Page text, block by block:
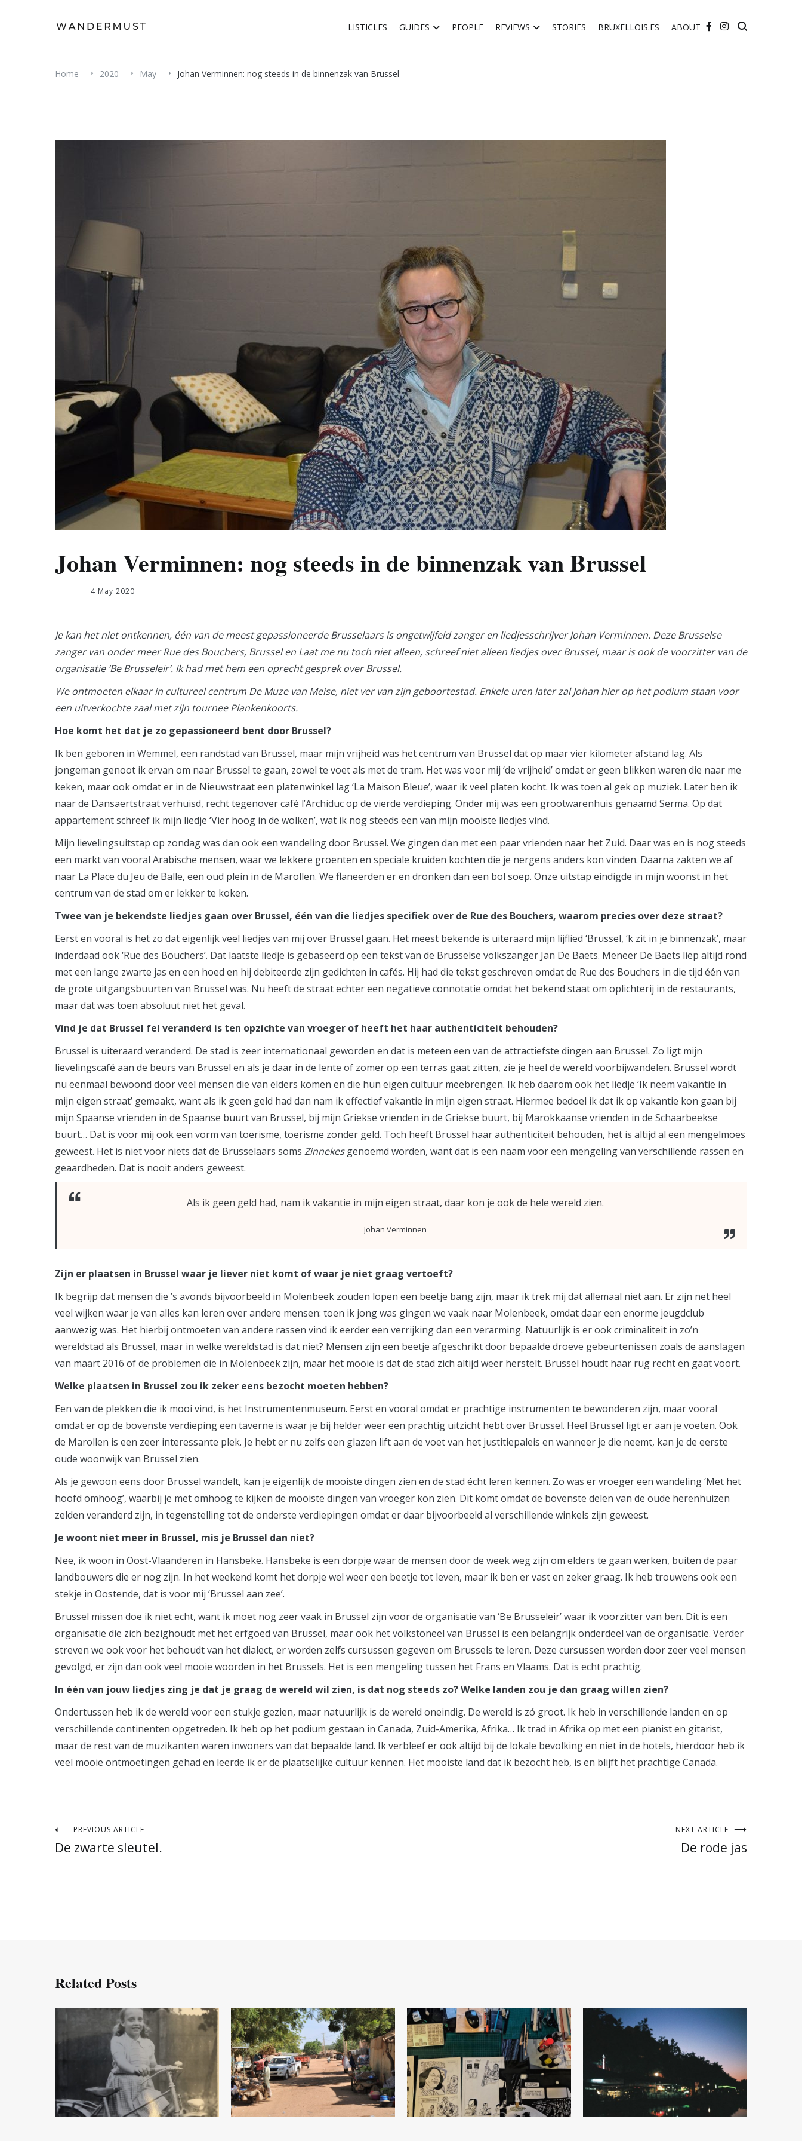
LISTICLES GUIDES PEOPLE REVIEWS STORIES BRUXELLOIS.ES ABOUT
Home 2020 May Johan Verminnen: nog steeds in de binnenzak van Brussel
Johan Verminnen: nog steeds in de binnenzak van Brussel
silke.maerivoet@student.ehb.be
4 May 2020
Je kan het niet ontkennen, één van de meest gepassioneerde Brusselaars is ongetwijfeld zanger en liedjesschrijver Johan Verminnen. Deze Brusselse
zanger van onder meer Rue des Bouchers, Brussel en Laat me nu toch niet alleen, schreef niet alleen liedjes over Brussel, maar is ook de voorzitter van de
organisatie ‘Be Brusseleir’. Ik had met hem een oprecht gesprek over Brussel.
We ontmoeten elkaar in cultureel centrum De Muze van Meise, niet ver van zijn geboortestad. Enkele uren later zal Johan hier op het podium staan voor
een uitverkochte zaal met zijn tournee Plankenkoorts.
Hoe komt het dat je zo gepassioneerd bent door Brussel?
Ik ben geboren in Wemmel, een randstad van Brussel, maar mijn vrijheid was het centrum van Brussel dat op maar vier kilometer afstand lag. Als
jongeman genoot ik ervan om naar Brussel te gaan, zowel te voet als met de tram. Het was voor mij ‘de vrijheid’ omdat er geen blikken waren die naar me
keken, maar ook omdat er in de Nieuwstraat een platenwinkel lag ‘La Maison Bleue’, waar ik veel platen kocht. Ik was toen al gek op muziek. Later ben ik
naar de Dansaertstraat verhuisd, recht tegenover café l’Archiduc op de vierde verdieping. Onder mij was een grootwarenhuis genaamd Serma. Op dat
appartement schreef ik mijn liedje ‘Vier hoog in de wolken’, wat ik nog steeds een van mijn mooiste liedjes vind.
Mijn lievelingsuitstap op zondag was dan ook een wandeling door Brussel. We gingen dan met een paar vrienden naar het Zuid. Daar was en is nog steeds
een markt van vooral Arabische mensen, waar we lekkere groenten en speciale kruiden kochten die je nergens anders kon vinden. Daarna zakten we af
naar La Place du Jeu de Balle, een oud plein in de Marollen. We flaneerden er en dronken dan een bol soep. Onze uitstap eindigde in mijn woonst in het
centrum van de stad om er lekker te koken.
Twee van je bekendste liedjes gaan over Brussel, één van die liedjes specifiek over de Rue des Bouchers, waarom precies over deze straat?
Eerst en vooral is het zo dat eigenlijk veel liedjes van mij over Brussel gaan. Het meest bekende is uiteraard mijn lijflied ‘Brussel, ‘k zit in je binnenzak’, maar
inderdaad ook ‘Rue des Bouchers’. Dat laatste liedje is gebaseerd op een tekst van de Brusselse volkszanger Jan De Baets. Meneer De Baets liep altijd rond
met een lange zwarte jas en een hoed en hij debiteerde zijn gedichten in cafés. Hij had die tekst geschreven omdat de Rue des Bouchers in die tijd één van
de grote uitgangsbuurten van Brussel was. Nu heeft de straat echter een negatieve connotatie omdat het bekend staat om oplichterij in de restaurants,
maar dat was toen absoluut niet het geval.
Vind je dat Brussel fel veranderd is ten opzichte van vroeger of heeft het haar authenticiteit behouden?
Brussel is uiteraard veranderd. De stad is zeer internationaal geworden en dat is meteen een van de attractiefste dingen aan Brussel. Zo ligt mijn
lievelingscafé aan de beurs van Brussel en als je daar in de lente of zomer op een terras gaat zitten, zie je heel de wereld voorbijwandelen. Brussel wordt
nu eenmaal bewoond door veel mensen die van elders komen en die hun eigen cultuur meebrengen. Ik heb daarom ook het liedje ‘Ik neem vakantie in
mijn eigen straat’ gemaakt, want als ik geen geld had dan nam ik effectief vakantie in mijn eigen straat. Hiermee bedoel ik dat ik op vakantie kon gaan bij
mijn Spaanse vrienden in de Spaanse buurt van Brussel, bij mijn Griekse vrienden in de Griekse buurt, bij Marokkaanse vrienden in de Schaarbeekse
buurt… Dat is voor mij ook een vorm van toerisme, toerisme zonder geld. Toch heeft Brussel haar authenticiteit behouden, het is altijd al een mengelmoes
geweest. Het is niet voor niets dat de Brusselaars soms Zinnekesgenoemd worden, want dat is een naam voor een mengeling van verschillende rassen en
geaardheden. Dat is nooit anders geweest.
Als ik geen geld had, nam ik vakantie in mijn eigen straat, daar kon je ook de hele wereld zien.
Johan Verminnen
Zijn er plaatsen in Brussel waar je liever niet komt of waar je niet graag vertoeft?
Ik begrijp dat mensen die ’s avonds bijvoorbeeld in Molenbeek zouden lopen een beetje bang zijn, maar ik trek mij dat allemaal niet aan. Er zijn net heel
veel wijken waar je van alles kan leren over andere mensen: toen ik jong was gingen we vaak naar Molenbeek, omdat daar een enorme jeugdclub
aanwezig was. Het hierbij ontmoeten van andere rassen vind ik eerder een verrijking dan een verarming. Natuurlijk is er ook criminaliteit in zo’n
wereldstad als Brussel, maar in welke wereldstad is dat niet? Mensen zijn een beetje afgeschrikt door bepaalde droeve gebeurtenissen zoals de aanslagen
van maart 2016 of de problemen die in Molenbeek zijn, maar het mooie is dat de stad zich altijd weer herstelt. Brussel houdt haar rug recht en gaat voort.
Welke plaatsen in Brussel zou ik zeker eens bezocht moeten hebben?
Een van de plekken die ik mooi vind, is het Instrumentenmuseum. Eerst en vooral omdat er prachtige instrumenten te bewonderen zijn, maar vooral
omdat er op de bovenste verdieping een taverne is waar je bij helder weer een prachtig uitzicht hebt over Brussel. Heel Brussel ligt er aan je voeten. Ook
de Marollen is een zeer interessante plek. Je hebt er nu zelfs een glazen lift aan de voet van het justitiepaleis en wanneer je die neemt, kan je de eerste
oude woonwijk van Brussel zien.
Als je gewoon eens door Brussel wandelt, kan je eigenlijk de mooiste dingen zien en de stad écht leren kennen. Zo was er vroeger een wandeling ‘Met het
hoofd omhoog’, waarbij je met omhoog te kijken de mooiste dingen van vroeger kon zien. Dit komt omdat de bovenste delen van de oude herenhuizen
zelden veranderd zijn, in tegenstelling tot de onderste verdiepingen omdat er daar bijvoorbeeld al verschillende winkels zijn geweest.
Je woont niet meer in Brussel, mis je Brussel dan niet?
Nee, ik woon in Oost-Vlaanderen in Hansbeke. Hansbeke is een dorpje waar de mensen door de week weg zijn om elders te gaan werken, buiten de paar
landbouwers die er nog zijn. In het weekend komt het dorpje wel weer een beetje tot leven, maar ik ben er vast en zeker graag. Ik heb trouwens ook een
stekje in Oostende, dat is voor mij ‘Brussel aan zee’.
Brussel missen doe ik niet echt, want ik moet nog zeer vaak in Brussel zijn voor de organisatie van ‘Be Brusseleir’ waar ik voorzitter van ben. Dit is een
organisatie die zich bezighoudt met het erfgoed van Brussel, maar ook het volkstoneel van Brussel is een belangrijk onderdeel van de organisatie. Verder
streven we ook voor het behoudt van het dialect, er worden zelfs cursussen gegeven om Brussels te leren. Deze cursussen worden door zeer veel mensen
gevolgd, er zijn dan ook veel mooie woorden in het Brussels. Het is een mengeling tussen het Frans en Vlaams. Dat is echt prachtig.
In één van jouw liedjes zing je dat je graag de wereld wil zien, is dat nog steeds zo? Welke landen zou je dan graag willen zien?
Ondertussen heb ik de wereld voor een stukje gezien, maar natuurlijk is de wereld oneindig. De wereld is zó groot. Ik heb in verschillende landen en op
verschillende continenten opgetreden. Ik heb op het podium gestaan in Canada, Zuid-Amerika, Afrika… Ik trad in Afrika op met een pianist en gitarist,
maar de rest van de muzikanten waren inwoners van dat bepaalde land. Ik verbleef er ook altijd bij de lokale bevolking en niet in de hotels, hierdoor heb ik
veel mooie ontmoetingen gehad en leerde ik er de plaatselijke cultuur kennen. Het mooiste land dat ik bezocht heb, is en blijft het prachtige Canada.
PostPREVIOUS ARTICLE
De zwarte sleutel.
NEXT ARTICLE
De rode jas
Related Posts